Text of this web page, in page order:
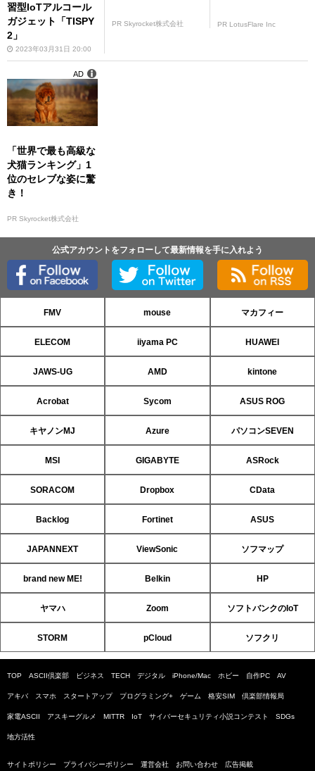
習型IoTアルコール
ガジェット「TISPY
2」
2023年03月31日 20:00
PR Skyrocket株式会社 PR LotusFlare Inc
「世界で最も高級な
犬猫ランキング」1
位のセレブな姿に驚
き！
PR Skyrocket株式会社
AD
公式アカウントをフォローして最新情報を手に入れよう
FMV mouse マカフィー
ELECOM iiyama PC HUAWEI
JAWS-UG AMD kintone
Acrobat Sycom ASUS ROG
キヤノンMJ Azure パソコンSEVEN
MSI GIGABYTE ASRock
SORACOM Dropbox CData
Backlog Fortinet ASUS
JAPANNEXT ViewSonic ソフマップ
brand new ME! Belkin HP
ヤマハ Zoom ソフトバンクのIoT
STORM pCloud ソフクリ
TOP ASCII倶楽部 ビジネス TECH デジタル iPhone/Mac ホビー 自作PC AV
アキバ スマホ スタートアップ プログラミング+ ゲーム 格安SIM 倶楽部情報局
家電ASCII アスキーグルメ MITTR IoT サイバーセキュリティ小説コンテスト SDGs
地方活性
サイトポリシー プライバシーポリシー 運営会社 お問い合わせ 広告掲載